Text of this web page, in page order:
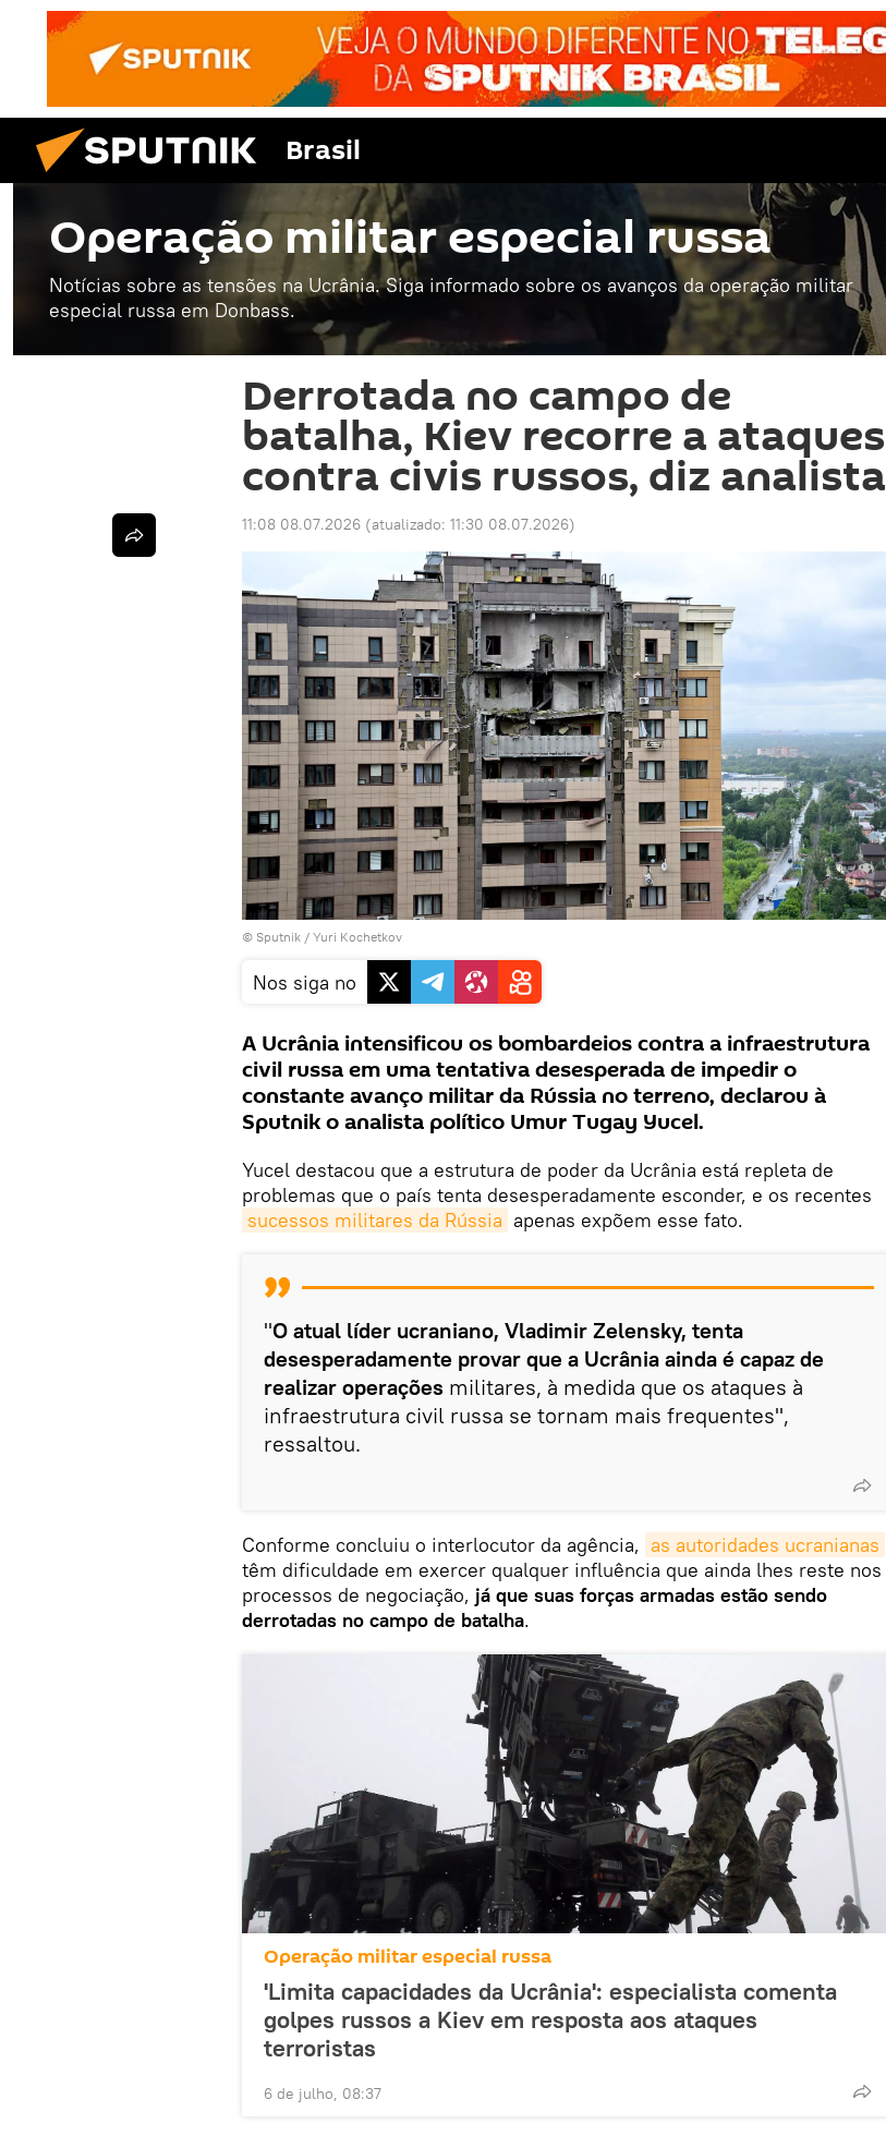
Brasil
Operação militar especial russa
Notícias sobre as tensões na Ucrânia. Siga informado sobre os avanços da operação militar
especial russa em Donbass.
Derrotada no campo de
batalha, Kiev recorre a ataques
contra civis russos, diz analista
11:08 08.07.2026 (atualizado: 11:30 08.07.2026)
© Sputnik / Yuri Kochetkov
Nos siga no
A Ucrânia intensificou os bombardeios contra a infraestrutura
civil russa em uma tentativa desesperada de impedir o
constante avanço militar da Rússia no terreno, declarou à
Sputnik o analista político Umur Tugay Yucel.
Yucel destacou que a estrutura de poder da Ucrânia está repleta de
problemas que o país tenta desesperadamente esconder, e os recentes
sucessos militares da Rússia apenas expõem esse fato.
"O atual líder ucraniano, Vladimir Zelensky, tenta
desesperadamente provar que a Ucrânia ainda é capaz de
realizar operações militares, à medida que os ataques à
infraestrutura civil russa se tornam mais frequentes",
ressaltou.
Conforme concluiu o interlocutor da agência, as autoridades ucranianas
têm dificuldade em exercer qualquer influência que ainda lhes reste nos
processos de negociação, já que suas forças armadas estão sendo
derrotadas no campo de batalha.
Operação militar especial russa
'Limita capacidades da Ucrânia': especialista comenta
golpes russos a Kiev em resposta aos ataques
terroristas
6 de julho, 08:37